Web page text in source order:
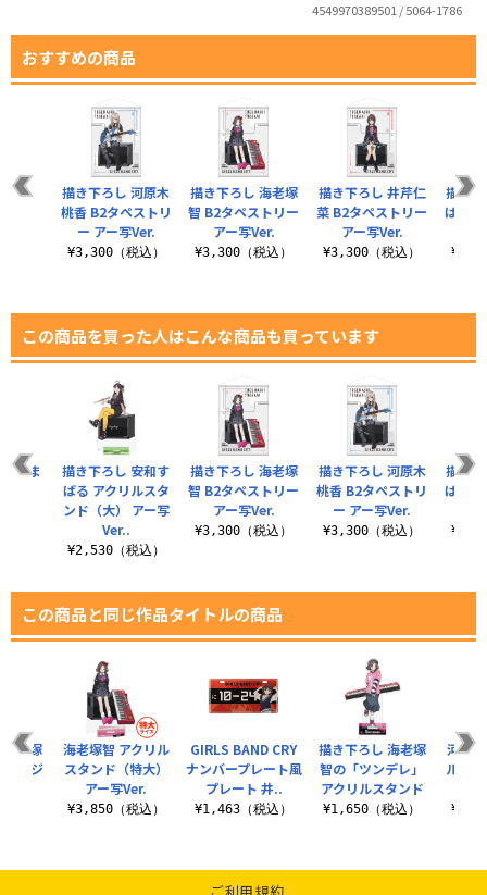
4549970389501 / 5064-1786
おすすめの商品
描き下ろし 海老塚
智 B2タペストリー
アー写Ver.
¥3,300（税込）
描き下ろし 井芹仁
菜 B2タペストリー
アー写Ver.
¥3,300（税込）
描き
ばる
描き下ろし 河原木
桃香 B2タペストリ
ー アー写Ver.
¥3,300（税込）
この商品を買った人はこんな商品も買っています
描き下ろし 海老塚
智 B2タペストリー
アー写Ver.
¥3,300（税込）
描き下ろし 河原木
桃香 B2タペストリ
ー アー写Ver.
¥3,300（税込）
描き
ばる
つま
描き下ろし 安和す
ばる アクリルスタ
ンド（大） アー写
Ver..
¥2,530（税込）
この商品と同じ作品タイトルの商品
GIRLS BAND CRY
ナンバープレート風
プレート 井..
¥1,463（税込）
描き下ろし 海老塚
智の「ツンデレ」
アクリルスタンド
¥1,650（税込）
河原
ルス
老塚
ッジ
海老塚智 アクリル
スタンド（特大）
アー写Ver.
¥3,850（税込）